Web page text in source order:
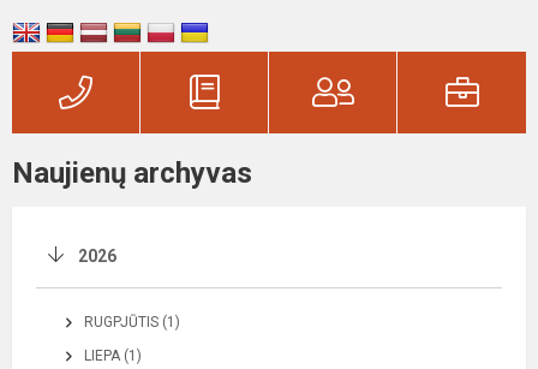
Naujienų archyvas
2026
RUGPJŪTIS (1)
LIEPA (1)